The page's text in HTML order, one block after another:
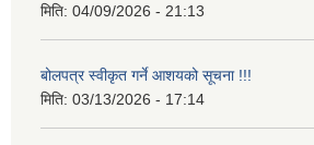
मिति: 04/09/2026 - 21:13
बोलपत्र स्वीकृत गर्ने आशयको सूचना !!!
मिति: 03/13/2026 - 17:14